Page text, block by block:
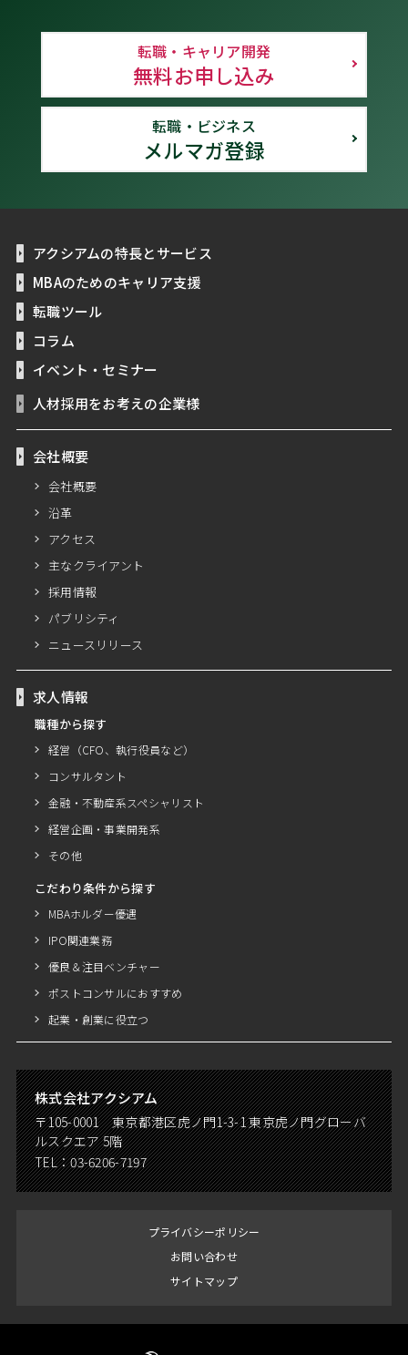
転職・キャリア開発
無料お申し込み
転職・ビジネス
メルマガ登録
アクシアムの特長とサービス
MBAのためのキャリア支援
転職ツール
コラム
イベント・セミナー
人材採用をお考えの企業様
会社概要
会社概要
沿革
アクセス
主なクライアント
採用情報
パブリシティ
ニュースリリース
求人情報
職種から探す
経営（CFO、執行役員など）
コンサルタント
金融・不動産系スペシャリスト
経営企画・事業開発系
その他
こだわり条件から探す
MBAホルダー優遇
IPO関連業務
優良＆注目ベンチャー
ポストコンサルにおすすめ
起業・創業に役立つ
株式会社アクシアム
〒105-0001 東京都港区虎ノ門1-3-1 東京虎ノ門グローバ
ルスクエア 5階
TEL：03-6206-7197
プライバシーポリシー
お問い合わせ
サイトマップ